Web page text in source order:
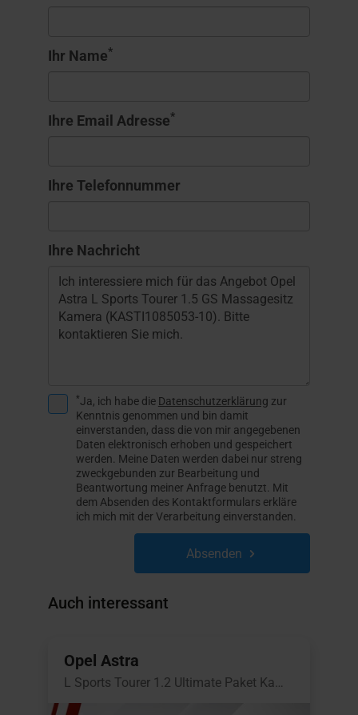
Ihr Name*
Ihre Email Adresse*
Ihre Telefonnummer
Ihre Nachricht
*Ja, ich habe die Datenschutzerklärung zur
Kenntnis genommen und bin damit
einverstanden, dass die von mir angegebenen
Daten elektronisch erhoben und gespeichert
werden. Meine Daten werden dabei nur streng
zweckgebunden zur Bearbeitung und
Beantwortung meiner Anfrage benutzt. Mit
dem Absenden des Kontaktformulars erkläre
ich mich mit der Verarbeitung einverstanden.
Absenden
Auch interessant
Opel Astra